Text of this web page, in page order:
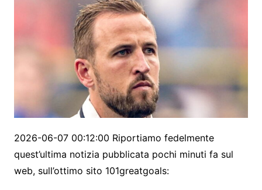
2026-06-07 00:12:00 Riportiamo fedelmente
quest’ultima notizia pubblicata pochi minuti fa sul
web, sull’ottimo sito 101greatgoals: